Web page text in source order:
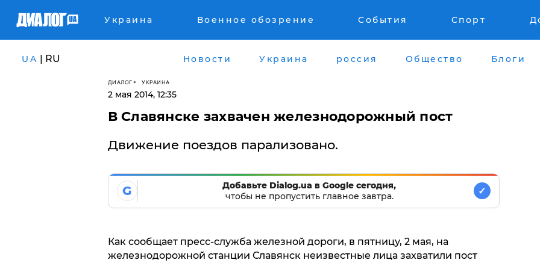
Украина Военное обозрение События Спорт
UA | RU Новости Украина россия Общество Блоги
ДИАЛОГ УКРАИНА
2 мая 2014, 12:35
В Славянске захвачен железнодорожный пост
Движение поездов парализовано.
G
Добавьте Dialog.ua в Google сегодня,
чтобы не пропустить главное завтра.
✓
Как сообщает пресс-служба железной дороги, в пятницу, 2 мая, на
железнодорожной станции Славянск неизвестные лица захватили пост